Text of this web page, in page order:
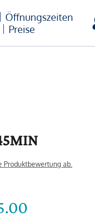
Öffnungszeiten
Preise
Produktbewertung ab.